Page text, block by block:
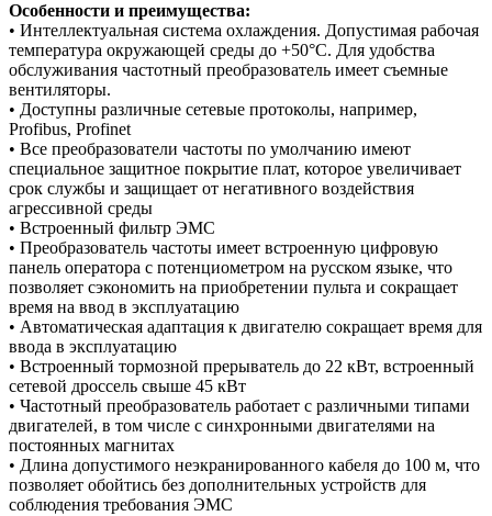
Особенности и преимущества:
• Интеллектуальная система охлаждения. Допустимая рабочая
температура окружающей среды до +50°С. Для удобства
обслуживания частотный преобразователь имеет съемные
вентиляторы.
• Доступны различные сетевые протоколы, например,
Profibus, Profinet
• Все преобразователи частоты по умолчанию имеют
специальное защитное покрытие плат, которое увеличивает
срок службы и защищает от негативного воздействия
агрессивной среды
• Встроенный фильтр ЭМС
• Преобразователь частоты имеет встроенную цифровую
панель оператора с потенциометром на русском языке, что
позволяет сэкономить на приобретении пульта и сокращает
время на ввод в эксплуатацию
• Автоматическая адаптация к двигателю сокращает время для
ввода в эксплуатацию
• Встроенный тормозной прерыватель до 22 кВт, встроенный
сетевой дроссель свыше 45 кВт
• Частотный преобразователь работает с различными типами
двигателей, в том числе с синхронными двигателями на
постоянных магнитах
• Длина допустимого неэкранированного кабеля до 100 м, что
позволяет обойтись без дополнительных устройств для
соблюдения требования ЭМС